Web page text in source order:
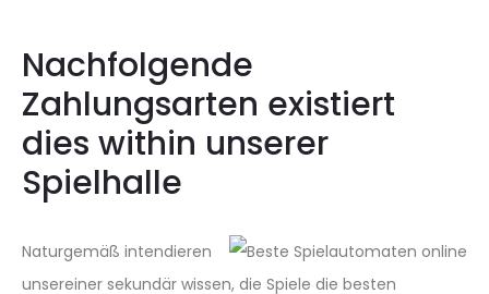
Nachfolgende
Zahlungsarten existiert
dies within unserer
Spielhalle
Naturgemäß intendieren
unsereiner sekundär wissen, die Spiele die besten